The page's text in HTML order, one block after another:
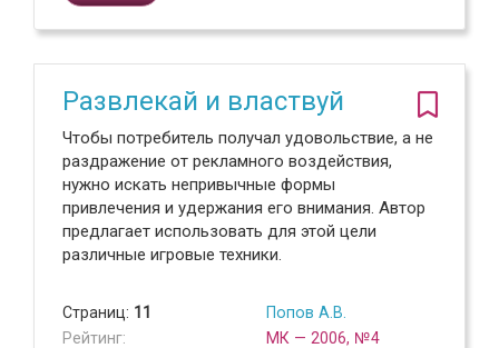
Развлекай и властвуй
Чтобы потребитель получал удовольствие, а не
раздражение от рекламного воздействия,
нужно искать непривычные формы
привлечения и удержания его внимания. Автор
предлагает использовать для этой цели
различные игровые техники.
Страниц: 11
Рейтинг:
Попов А.В.
МК — 2006, №4